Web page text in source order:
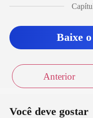
empo
Baixe
Anterior
Você deve gostar